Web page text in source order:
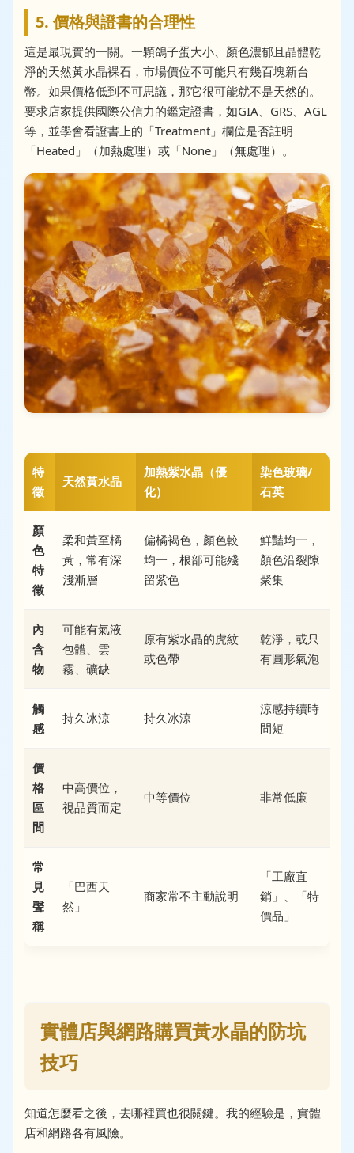
5. 價格與證書的合理性
這是最現實的一關。一顆鴿子蛋大小、顏色濃郁且晶體乾
淨的天然黃水晶裸石，市場價位不可能只有幾百塊新台
幣。如果價格低到不可思議，那它很可能就不是天然的。
要求店家提供國際公信力的鑑定證書，如GIA、GRS、AGL
等，並學會看證書上的「Treatment」欄位是否註明
「Heated」（加熱處理）或「None」（無處理）。
特
徵
天然黃水晶
加熱紫水晶（優
化）
染色玻璃/
石英
顏
色
特
徵
柔和黃至橘
黃，常有深
淺漸層
偏橘褐色，顏色較
均一，根部可能殘
留紫色
鮮豔均一，
顏色沿裂隙
聚集
內
含
物
可能有氣液
包體、雲
霧、礦缺
原有紫水晶的虎紋
或色帶
乾淨，或只
有圓形氣泡
觸
感
持久冰涼 持久冰涼
涼感持續時
間短
價
格
區
間
中高價位，
視品質而定
中等價位 非常低廉
常
見
聲
稱
「巴西天
然」
商家常不主動說明
「工廠直
銷」、「特
價品」
實體店與網路購買黃水晶的防坑
技巧
知道怎麼看之後，去哪裡買也很關鍵。我的經驗是，實體
店和網路各有風險。